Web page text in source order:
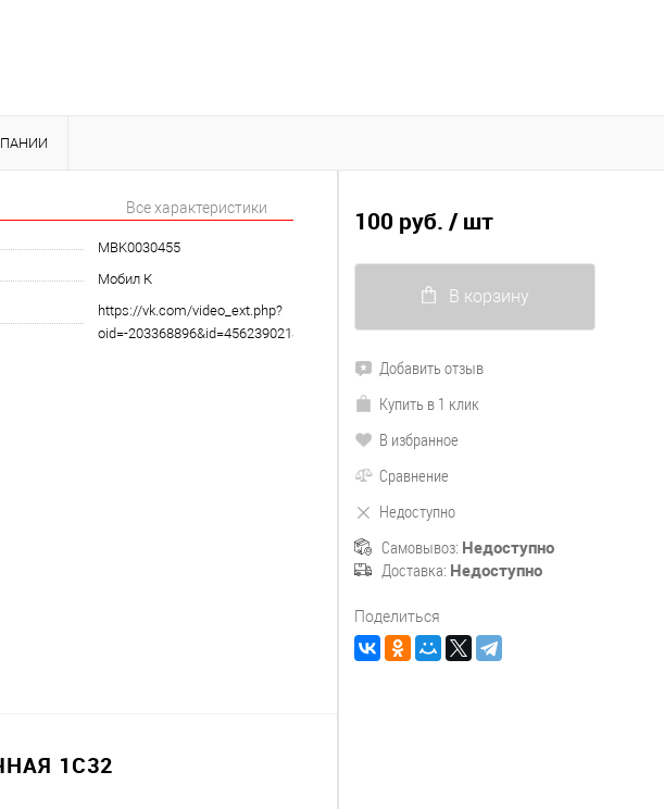
Все характеристики
MBK0030455
Мобил К
https://vk.com/video_ext.php?
oid=-203368896&id=456239021&hd=2
1С32
100 руб. / шт
В корзину
Добавить отзыв
Купить в 1 клик
В избранное
Сравнение
Недоступно
Самовывоз: Недоступно
Доставка: Недоступно
Поделиться